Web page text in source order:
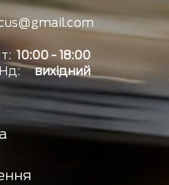
10:00 - 18:00
вихідний